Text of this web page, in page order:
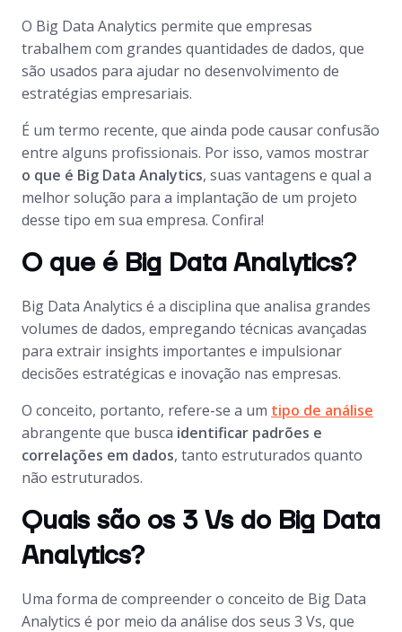
O Big Data Analytics permite que empresas
trabalhem com grandes quantidades de dados, que
são usados para ajudar no desenvolvimento de
estratégias empresariais.
É um termo recente, que ainda pode causar confusão
entre alguns profissionais. Por isso, vamos mostrar
o que é Big Data Analytics, suas vantagens e qual a
melhor solução para a implantação de um projeto
desse tipo em sua empresa. Confira!
O que é Big Data Analytics?
Big Data Analytics é a disciplina que analisa grandes
volumes de dados, empregando técnicas avançadas
para extrair insights importantes e impulsionar
decisões estratégicas e inovação nas empresas.
O conceito, portanto, refere-se a um tipo de análise
abrangente que busca identificar padrões e
correlações em dados, tanto estruturados quanto
não estruturados.
Quais são os 3 Vs do Big Data
Analytics?
Uma forma de compreender o conceito de Big Data
Analytics é por meio da análise dos seus 3 Vs, que